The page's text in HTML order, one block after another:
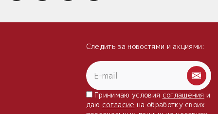
Следить за новостями и акциями:
Принимаю условия соглашения и
даю согласие на обработку своих